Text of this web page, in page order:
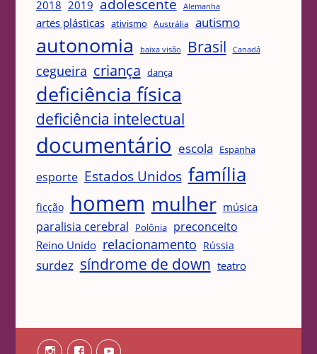
2018 2019 adolescente Alemanha
artes plásticas ativismo Austrália autismo
autonomia baixa visão Brasil Canadá
cegueira criança dança
deficiência física
deficiência intelectual
documentário escola Espanha
esporte Estados Unidos família
ficção homem mulher música
paralisia cerebral Polônia preconceito
Reino Unido relacionamento Rússia
surdez síndrome de down teatro
InstagramFacebookYoutube